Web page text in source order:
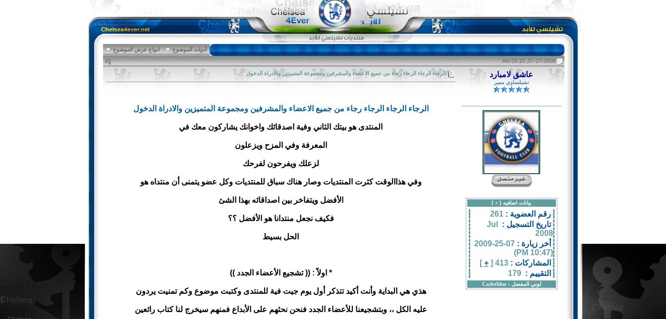
أدوات الموضوع
انواع عرض الموضوع
07-27-2008, 09:10 AM
#
1
عاشق لامبارد
تشيلساوي مميز
بيانات اضافيه [ +
]
رقم العضوية : 261
تاريخ التسجيل :
Jul
2008
أخر زيارة :
07-25-2009
(10:47 PM)
المشاركات : 413 [
+
]
التقييم :179
لوني المفضل :Cadetblue
الرجاء الرجاء الرجاء رجاء من جميع الاعضاء والمشرفين ومجموعة المتميزين والادراة الدخول
الرجاء الرجاء الرجاء رجاء من جميع الاعضاء والمشرفين ومجموعة المتميزين والادراة الدخول
المنتدى هو بيتك الثاني وفية اصدقائك واخوانك يشاركون معك في
المعرفة وفي المزح ويزعلون
لزعلك ويفرحون لفرحك
وفي هذاالوقت كثرت المنتديات وصار هناك سباق للمنتديات وكل عضو يتمنى أن منتداه هو
الأفضل ويتفاخر بين اصداقائه بهذا الشئ
فكيف نجعل منتدانا هو الأفضل ؟؟
الحل بسيط
* اولاً : (( تشجيع الأعضاء الجدد ))
هذي هي البداية وأنت أكيد تتذكر أول يوم جيت فية للمنتدى وكتبت موضوع وكم تمنيت يردون
عليه الكل ،، وبتشجيعنا للأعضاء الجدد فنحن نحثهم على الأبداع فمنهم سيخرج لنا كتاب رائعين